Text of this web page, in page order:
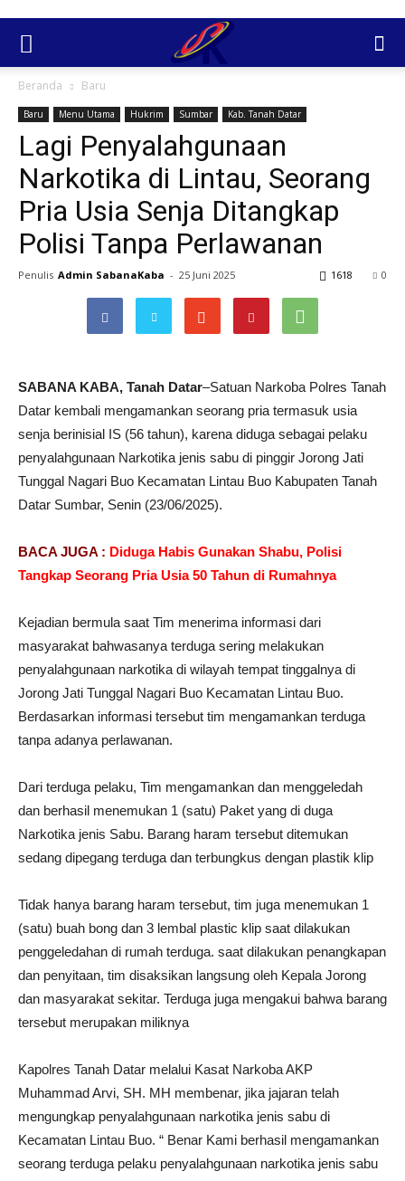
Beranda Baru
Baru Menu Utama Hukrim Sumbar Kab. Tanah Datar
Lagi Penyalahgunaan
Narkotika di Lintau, Seorang
Pria Usia Senja Ditangkap
Polisi Tanpa Perlawanan
Penulis Admin SabanaKaba - 25 Juni 2025 0
1618
SABANA KABA, Tanah Datar–Satuan Narkoba Polres Tanah
Datar kembali mengamankan seorang pria termasuk usia
senja berinisial IS (56 tahun), karena diduga sebagai pelaku
penyalahgunaan Narkotika jenis sabu di pinggir Jorong Jati
Tunggal Nagari Buo Kecamatan Lintau Buo Kabupaten Tanah
Datar Sumbar, Senin (23/06/2025).
BACA JUGA : Diduga Habis Gunakan Shabu, Polisi
Tangkap Seorang Pria Usia 50 Tahun di Rumahnya
Kejadian bermula saat Tim menerima informasi dari
masyarakat bahwasanya terduga sering melakukan
penyalahgunaan narkotika di wilayah tempat tinggalnya di
Jorong Jati Tunggal Nagari Buo Kecamatan Lintau Buo.
Berdasarkan informasi tersebut tim mengamankan terduga
tanpa adanya perlawanan.
Dari terduga pelaku, Tim mengamankan dan menggeledah
dan berhasil menemukan 1 (satu) Paket yang di duga
Narkotika jenis Sabu. Barang haram tersebut ditemukan
sedang dipegang terduga dan terbungkus dengan plastik klip
Tidak hanya barang haram tersebut, tim juga menemukan 1
(satu) buah bong dan 3 lembal plastic klip saat dilakukan
penggeledahan di rumah terduga. saat dilakukan penangkapan
dan penyitaan, tim disaksikan langsung oleh Kepala Jorong
dan masyarakat sekitar. Terduga juga mengakui bahwa barang
tersebut merupakan miliknya
Kapolres Tanah Datar melalui Kasat Narkoba AKP
Muhammad Arvi, SH. MH membenar, jika jajaran telah
mengungkap penyalahgunaan narkotika jenis sabu di
Kecamatan Lintau Buo. “ Benar Kami berhasil mengamankan
seorang terduga pelaku penyalahgunaan narkotika jenis sabu